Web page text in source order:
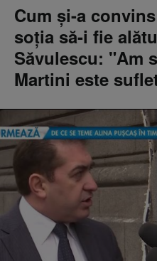
Cum şi-a
soţia să-i fie
Săvulescu: "Am
Martini este